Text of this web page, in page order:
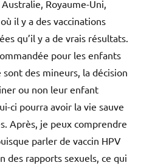
Royaume-Uni,
il y a des vaccinations
qu’il y a de vrais résultats.
pour les enfants
des mineurs, la décision
ou non leur enfant
ci pourra avoir la vie sauve
Après, je peux comprendre
parler de vaccin HPV
des rapports sexuels, ce qui